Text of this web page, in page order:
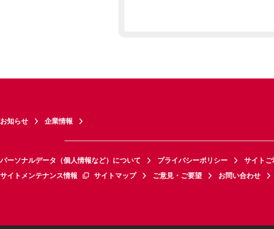
お知らせ 企業情報
パーソナルデータ（個人情報など）について プライバシーポリシー サイトご
サイトメンテナンス情報
サイトマップ ご意見・ご要望 お問い合わせ